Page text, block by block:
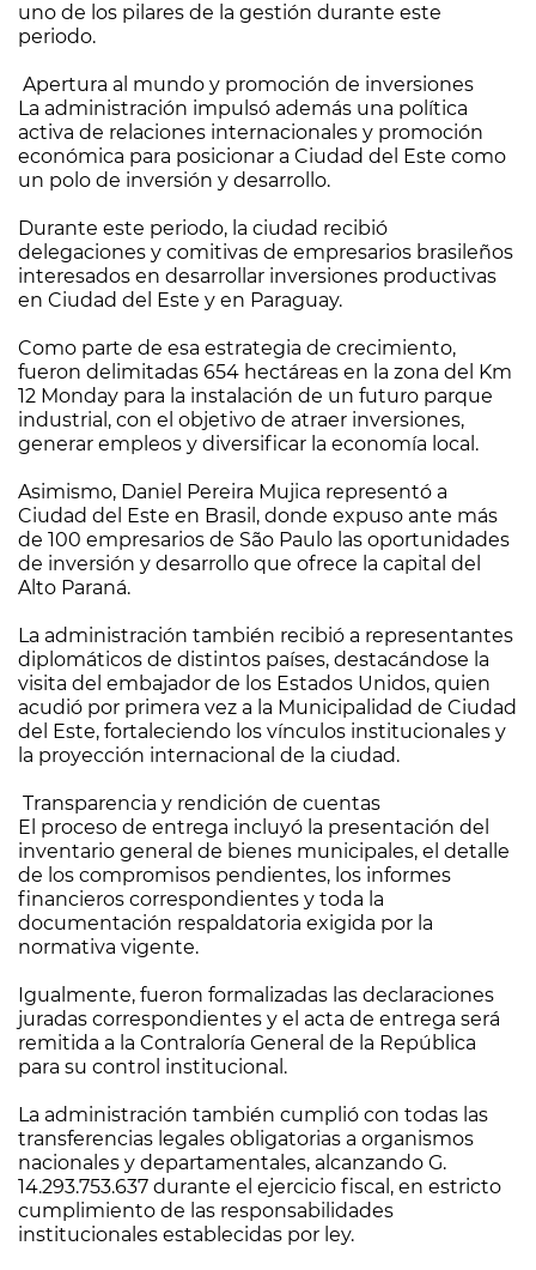
uno de los pilares de la gestión durante este
periodo.
Apertura al mundo y promoción de inversiones
La administración impulsó además una política
activa de relaciones internacionales y promoción
económica para posicionar a Ciudad del Este como
un polo de inversión y desarrollo.
Durante este periodo, la ciudad recibió
delegaciones y comitivas de empresarios brasileños
interesados en desarrollar inversiones productivas
en Ciudad del Este y en Paraguay.
Como parte de esa estrategia de crecimiento,
fueron delimitadas 654 hectáreas en la zona del Km
12 Monday para la instalación de un futuro parque
industrial, con el objetivo de atraer inversiones,
generar empleos y diversificar la economía local.
Asimismo, Daniel Pereira Mujica representó a
Ciudad del Este en Brasil, donde expuso ante más
de 100 empresarios de São Paulo las oportunidades
de inversión y desarrollo que ofrece la capital del
Alto Paraná.
La administración también recibió a representantes
diplomáticos de distintos países, destacándose la
visita del embajador de los Estados Unidos, quien
acudió por primera vez a la Municipalidad de Ciudad
del Este, fortaleciendo los vínculos institucionales y
la proyección internacional de la ciudad.
Transparencia y rendición de cuentas
El proceso de entrega incluyó la presentación del
inventario general de bienes municipales, el detalle
de los compromisos pendientes, los informes
financieros correspondientes y toda la
documentación respaldatoria exigida por la
normativa vigente.
Igualmente, fueron formalizadas las declaraciones
juradas correspondientes y el acta de entrega será
remitida a la Contraloría General de la República
para su control institucional.
La administración también cumplió con todas las
transferencias legales obligatorias a organismos
nacionales y departamentales, alcanzando G.
14.293.753.637 durante el ejercicio fiscal, en estricto
cumplimiento de las responsabilidades
institucionales establecidas por ley.